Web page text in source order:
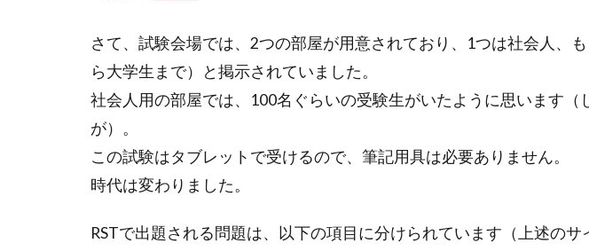
さて、試験会場では、2つの部屋が用意されており、1つは社会人、
ら大学生まで）と掲示されていました。
社会人用の部屋では、100名ぐらいの受験生がいたように思います（
が）。
この試験はタブレットで受けるので、筆記用具は必要ありません。
時代は変わりました。
RSTで出題される問題は、以下の項目に分けられています（上述のサ